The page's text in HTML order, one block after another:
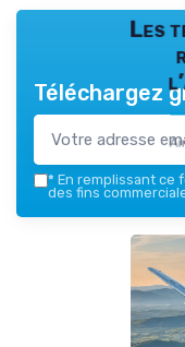
Les
Téléchargez
* En remplissant ce
des fins